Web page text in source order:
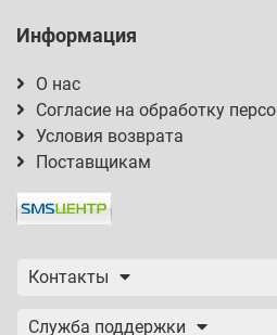
Информация
О нас
Согласие на обработку
Условия возврата
Поставщикам
Контакты
Служба поддержки